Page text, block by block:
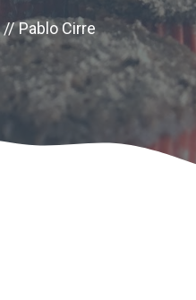
// Pablo Cirre